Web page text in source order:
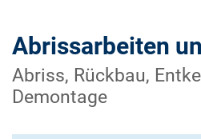
Abrissarbeiten
Abriss, Rückbau,
Demontage